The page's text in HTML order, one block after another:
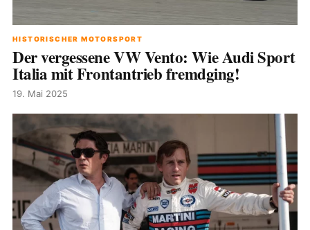
HISTORISCHER MOTORSPORT
Der vergessene VW Vento: Wie Audi Sport
Italia mit Frontantrieb fremdging!
19. Mai 2025